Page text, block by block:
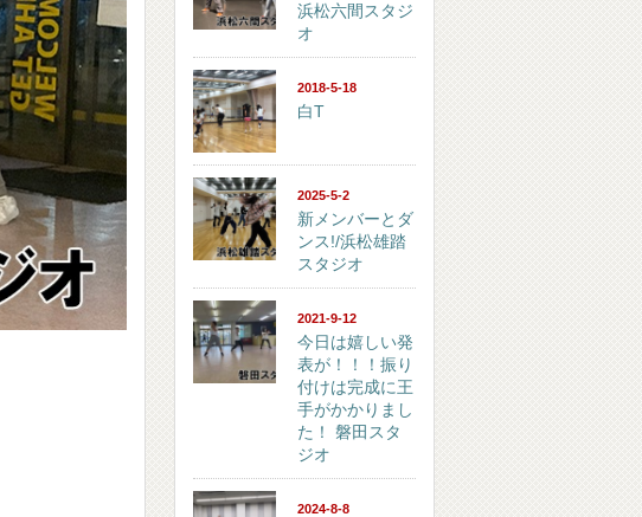
浜松六間スタジ
オ
2018-5-18
白T
2025-5-2
新メンバーとダ
ンス!/浜松雄踏
スタジオ
2021-9-12
今日は嬉しい発
表が！！！振り
付けは完成に王
手がかかりまし
た！ 磐田スタ
ジオ
2024-8-8